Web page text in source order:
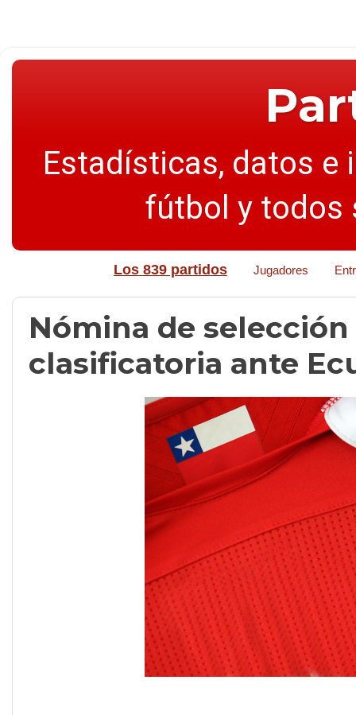
Estadísticas, datos e
fútbol y todos
Los 839 partidos Jugadores
Nómina de
clasificatoria ante